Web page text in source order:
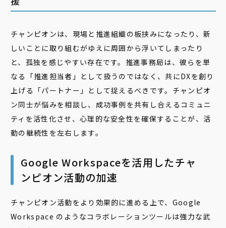
チャンピオンは、現場と推進組織の板挟みになったり、新
しいことに取り組むがゆえに周囲から浮いてしまったり
と、孤独を感じやすい存在です。推進事務局は、彼らを単
なる「推進担当者」として扱うのではなく、共にDXを創り
上げる「パートナー」として捉えるべきです。チャンピオ
ン同士が悩みを相談し、成功事例を共有し合えるコミュニ
ティを活性化させ、心理的な安全性を確保することが、活
動の継続性を左右します。
Google Workspaceを活用したチャ
ンピオン活動の加速
チャンピオン活動をより効果的に進める上で、Google
Workspace のようなコラボレーションツールは強力な武